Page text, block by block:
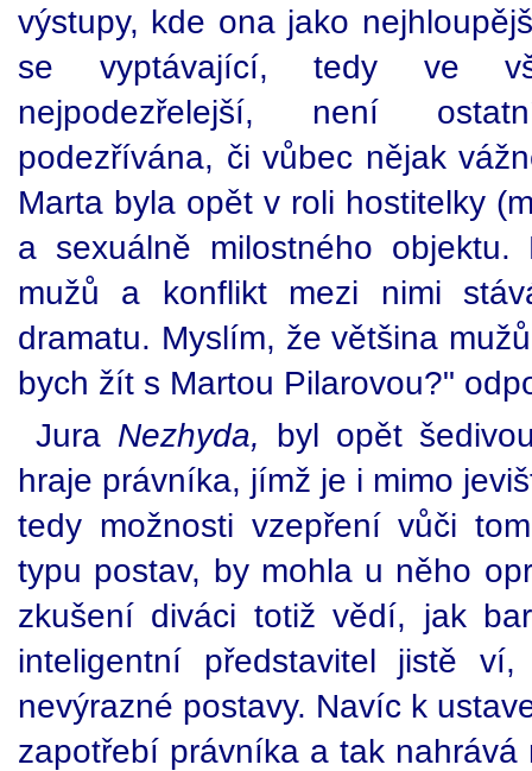
výstupy, kde ona jako
se vyptávající, tedy ve
nejpodezřelejší, není
podezřívána, či vůbec nějak
Marta byla opět v roli hostitelky
a sexuálně milostného
mužů a konflikt mezi nimi
dramatu. Myslím, že většina
bych žít s Martou Pilarovou?"
Jura Nezhyda, byl opět
hraje právníka, jímž je i mimo
tedy možnosti vzepření vůči
typu postav, by mohla u něho
zkušení diváci totiž vědí, jak
inteligentní představitel jistě
nevýrazné postavy. Navíc k
zapotřebí právníka a tak